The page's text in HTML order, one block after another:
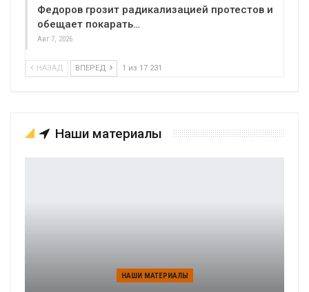
Федоров грозит радикализацией протестов и
обещает покарать…
Авг 7, 2026
НАЗАД ВПЕРЕД 1 из 17 231
Наши материалы
НАШИ МАТЕРИАЛЫ